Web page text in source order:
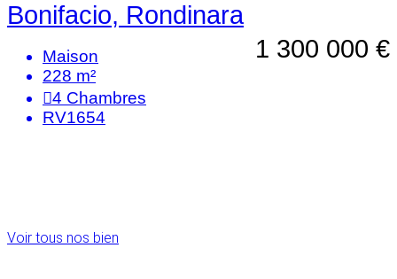
Bonifacio, Rondinara
1 300 000 €
Maison
228 m²
4 Chambres
RV1654
Voir tous nos bien